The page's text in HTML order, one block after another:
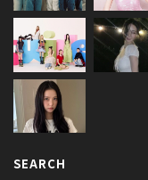
SEARCH